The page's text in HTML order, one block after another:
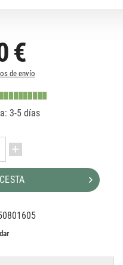
€
de envío
3-5 días